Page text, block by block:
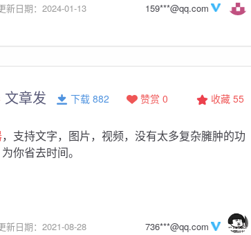
新日期：2024-01-13 159***@qq.com
文章发 收藏 55
赞赏 0
下载 882
，支持文字，图片，视频，没有太多复杂臃肿的功
你省去时间。
新日期：2021-08-28 736***@qq.com